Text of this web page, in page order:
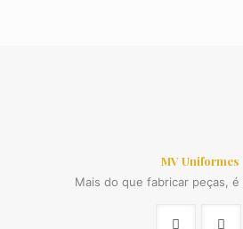
MV Uniformes
Mais do que fabricar peças,